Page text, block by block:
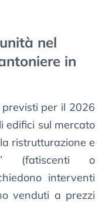
nel
in
per il 2026
edifici sul mercato
ristrutturazione e
(fatiscenti o
interventi
venduti a prezzi